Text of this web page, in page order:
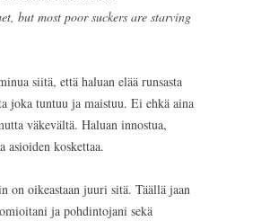
but most poor suckers are starving
siitä, että haluan elää runsasta
joka tuntuu ja maistuu. Ei ehkä aina
väkevältä. Haluan innostua,
asioiden koskettaa.
on oikeastaan juuri sitä. Täällä jaan
ja pohdintojani sekä